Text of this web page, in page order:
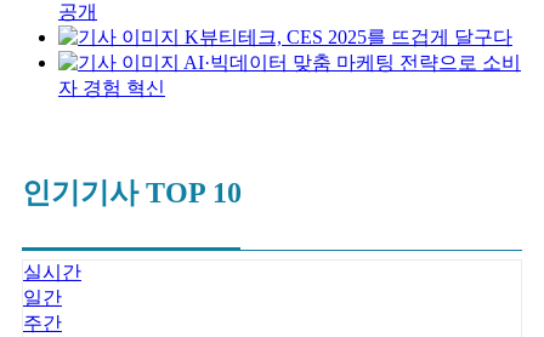
공개
K뷰티테크, CES 2025를 뜨겁게 달구다
AI·빅데이터 맞춤 마케팅 전략으로 소비
자 경험 혁신
인기기사 TOP 10
실시간
일간
주간